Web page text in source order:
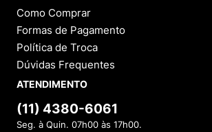
Como Comprar
Formas de Pagamento
Política de Troca
Dúvidas Frequentes
ATENDIMENTO
(11) 4380-6061
Seg. à Quin. 07h00 às 17h00.